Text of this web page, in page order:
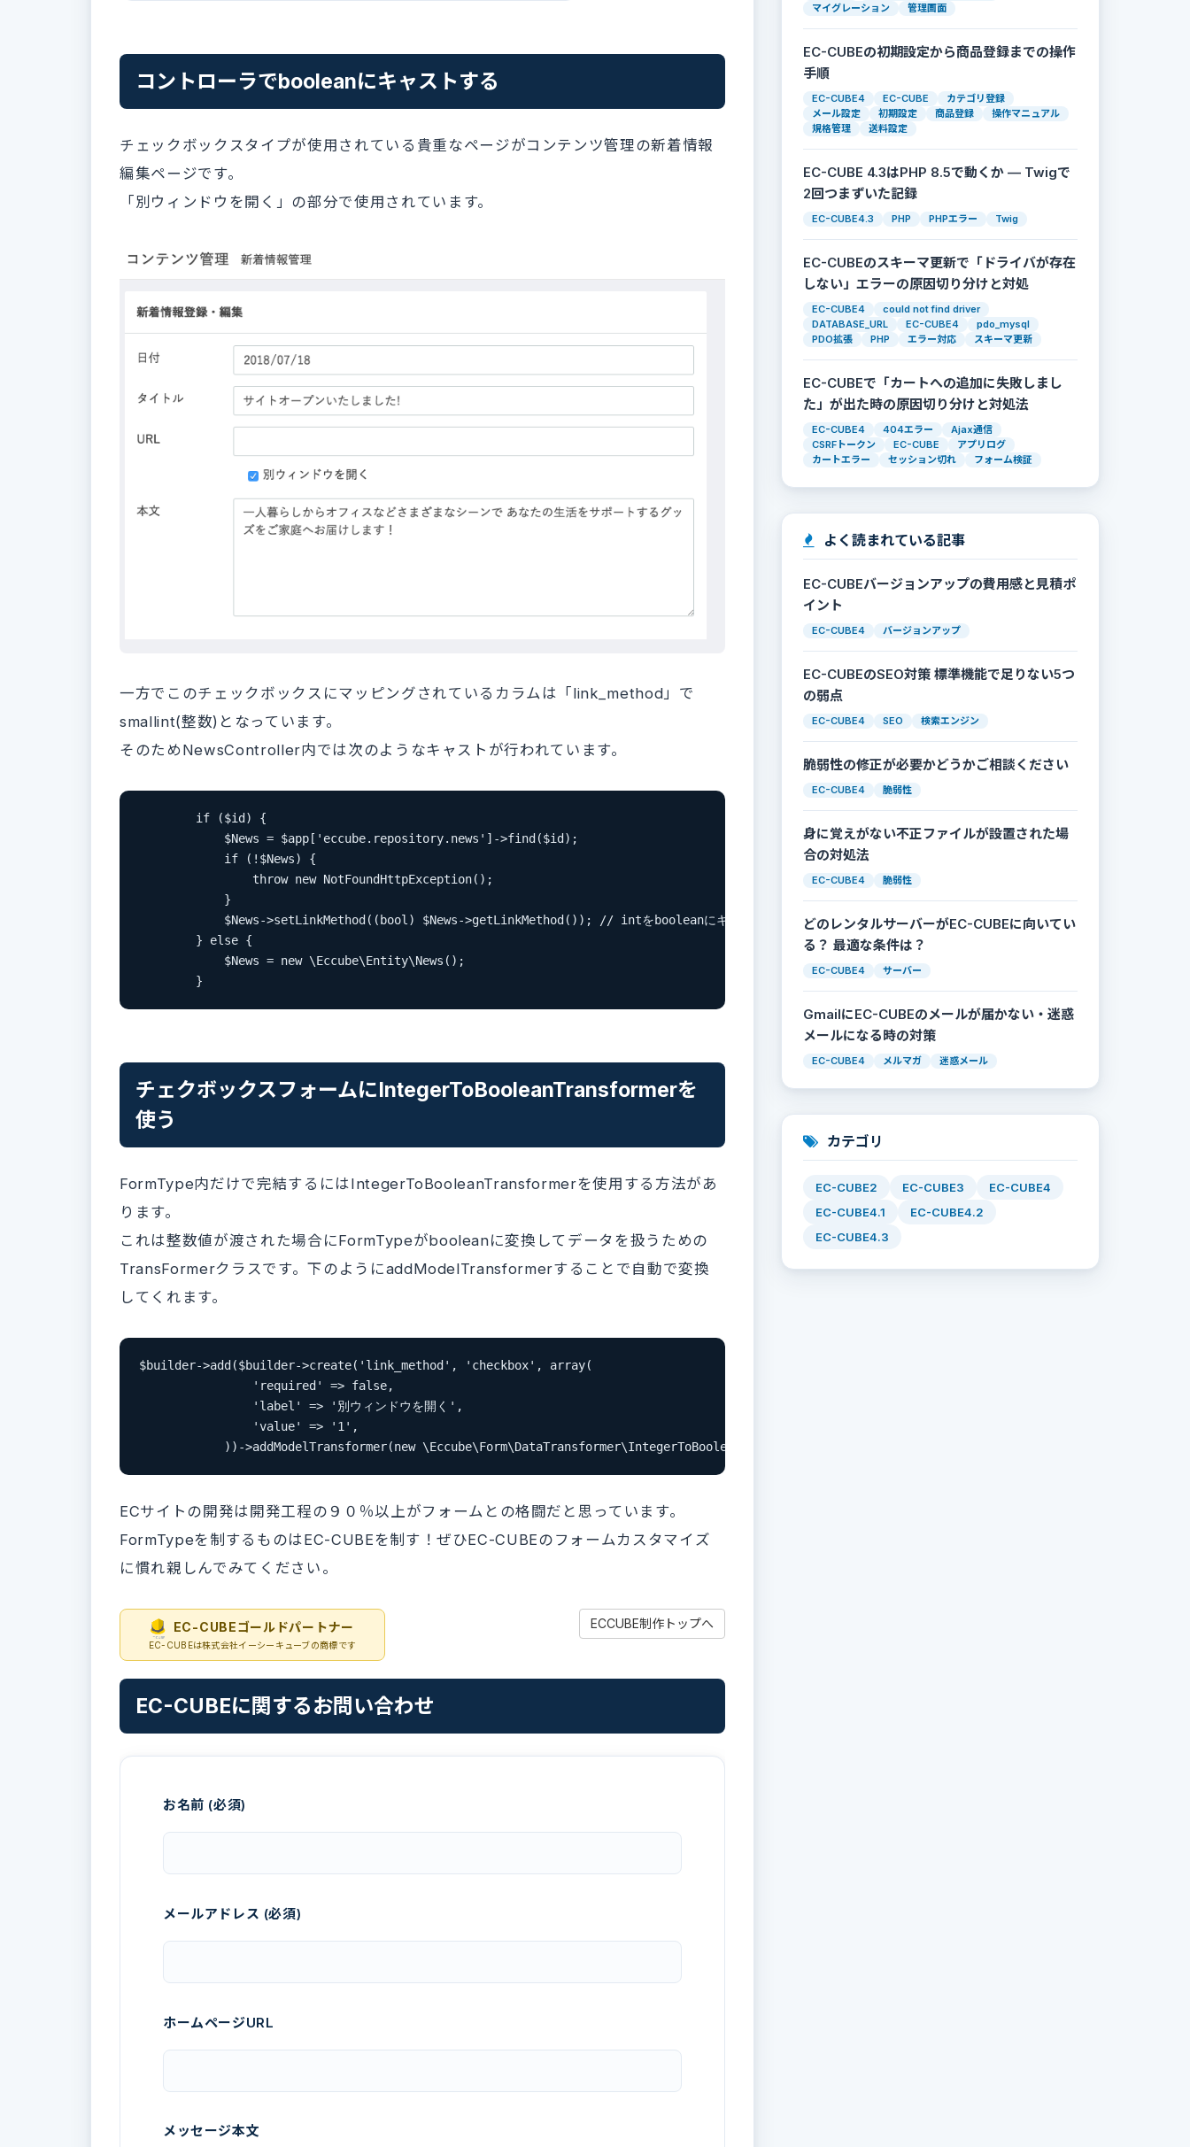
コントローラでbooleanにキャストする
チェックボックスタイプが使用されている貴重なページがコンテンツ管理の新着情報
編集ページです。
「別ウィンドウを開く」の部分で使用されています。
一方でこのチェックボックスにマッピングされているカラムは「link_method」で
smallint(整数)となっています。
そのためNewsController内では次のようなキャストが行われています。
        if ($id) {
            $News = $app['eccube.repository.news']->find($id);
            if (!$News) {
                throw new NotFoundHttpException();
            }
            $News->setLinkMethod((bool) $News->getLinkMethod()); // intをbooleanにキャストしている
        } else {
            $News = new \Eccube\Entity\News();
        }
チェクボックスフォームにIntegerToBooleanTransformerを
使う
FormType内だけで完結するにはIntegerToBooleanTransformerを使用する方法があ
ります。
これは整数値が渡された場合にFormTypeがbooleanに変換してデータを扱うための
TransFormerクラスです。下のようにaddModelTransformerすることで自動で変換
してくれます。
$builder->add($builder->create('link_method', 'checkbox', array(
                'required' => false,
                'label' => '別ウィンドウを開く',
                'value' => '1',
            ))->addModelTransformer(new \Eccube\Form\DataTransformer\IntegerToBooleanTransformer()))
ECサイトの開発は開発工程の９０％以上がフォームとの格闘だと思っています。
FormTypeを制するものはEC-CUBEを制す！ぜひEC-CUBEのフォームカスタマイズ
に慣れ親しんでみてください。
EC-CUBEゴールドパートナー
EC-CUBEは株式会社イーシーキューブの商標です
ECCUBE制作トップへ
EC-CUBEに関するお問い合わせ
お名前 (必須)
メールアドレス (必須)
ホームページURL
メッセージ本文
マイグレーション
管理画面
EC-CUBEの初期設定から商品登録までの操作
手順
EC-CUBE4 EC-CUBE
カテゴリ登録
メール設定
初期設定 商品登録
操作マニュアル
規格管理
送料設定
EC-CUBE 4.3はPHP 8.5で動くか — Twigで
2回つまずいた記録
EC-CUBE4.3 PHP PHPエラー Twig
EC-CUBEのスキーマ更新で「ドライバが存在
しない」エラーの原因切り分けと対処
EC-CUBE4
could not find driver
DATABASE_URL
EC-CUBE4
pdo_mysql
PDO拡張
PHP エラー対応 スキーマ更新
EC-CUBEで「カートへの追加に失敗しまし
た」が出た時の原因切り分けと対処法
EC-CUBE4 404エラー
Ajax通信
CSRFトークン
EC-CUBE
アプリログ
カートエラー
セッション切れ フォーム検証
よく読まれている記事
EC-CUBEバージョンアップの費用感と見積ポ
イント
EC-CUBE4 バージョンアップ
EC-CUBEのSEO対策 標準機能で足りない5つ
の弱点
EC-CUBE4 SEO 検索エンジン
脆弱性の修正が必要かどうかご相談ください
EC-CUBE4 脆弱性
身に覚えがない不正ファイルが設置された場
合の対処法
EC-CUBE4 脆弱性
どのレンタルサーバーがEC-CUBEに向いてい
る？ 最適な条件は？
EC-CUBE4 サーバー
GmailにEC-CUBEのメールが届かない・迷惑
メールになる時の対策
EC-CUBE4 メルマガ 迷惑メール
カテゴリ
EC-CUBE2 EC-CUBE3
EC-CUBE4
EC-CUBE4.1
EC-CUBE4.2
EC-CUBE4.3